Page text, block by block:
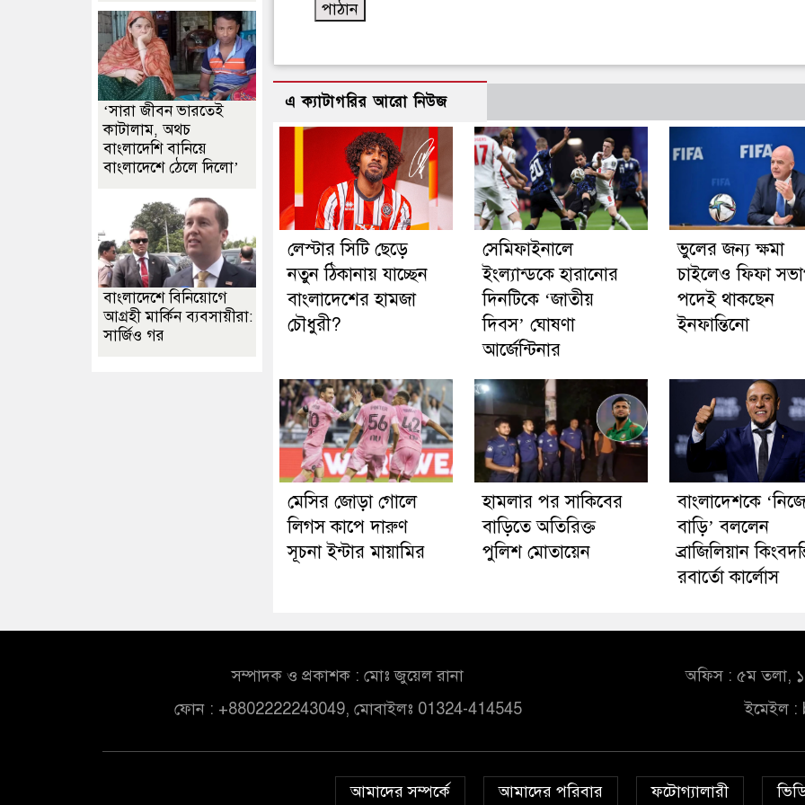
এ ক্যাটাগরির আরো নিউজ
লেস্টার সিটি ছেড়ে
নতুন ঠিকানায় যাচ্ছেন
বাংলাদেশের হামজা
চৌধুরী?
সেমিফাইনালে
ইংল্যান্ডকে হারানোর
দিনটিকে ‘জাতীয়
দিবস’ ঘোষণা
আর্জেন্টিনার
ভুলের জন্য ক্ষমা
চাইলেও ফিফা
পদেই থাকছেন
ইনফান্তিনো
মেসির জোড়া গোলে
লিগস কাপে দারুণ
সূচনা ইন্টার মায়ামির
হামলার পর সাকিবের
বাড়িতে অতিরিক্ত
পুলিশ মোতায়েন
বাংলাদেশকে
বাড়ি’ বললেন
ব্রাজিলিয়ান
রবার্তো কার্লোস
‘সারা জীবন ভারতেই
কাটালাম, অথচ
বাংলাদেশি বানিয়ে
বাংলাদেশে ঠেলে দিলো’
বাংলাদেশে বিনিয়োগে
আগ্রহী মার্কিন ব্যবসায়ীরা:
সার্জিও গর
সম্পাদক ও প্রকাশক : মোঃ জুয়েল রানা
ফোন : +8802222243049, মোবাইলঃ 01324-414545
অফিস : ৫ম তলা,
ইমেইল :
আমাদের সম্পর্কে আমাদের পরিবার ফটোগ্যালারী